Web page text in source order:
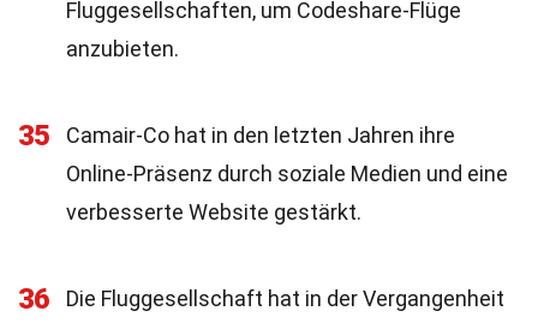
Fluggesellschaften, um Codeshare-Flüge
anzubieten.
35
Camair-Co hat in den letzten Jahren ihre
Online-Präsenz durch soziale Medien und eine
verbesserte Website gestärkt.
36
Die Fluggesellschaft hat in der Vergangenheit